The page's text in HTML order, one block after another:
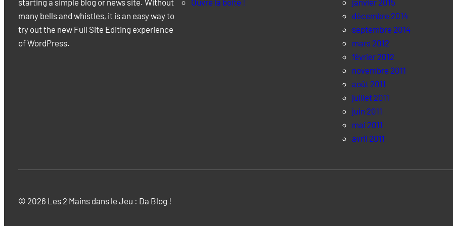
starting a simple blog or news site. Without
many bells and whistles, it is an easy way to
try out the new Full Site Editing experience
of WordPress.
Ouvre la boite !
janvier 2015
décembre 2014
septembre 2014
mars 2012
février 2012
novembre 2011
août 2011
juillet 2011
juin 2011
mai 2011
avril 2011
© 2026 Les 2 Mains dans le Jeu : Da Blog !